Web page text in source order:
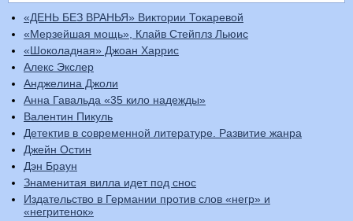
«ДЕНЬ БЕЗ ВРАНЬЯ» Виктории Токаревой
«Мерзейшая мощь», Клайв Стейплз Льюис
«Шоколадная» Джоан Харрис
Алекс Экслер
Анджелина Джоли
Анна Гавальда «35 кило надежды»
Валентин Пикуль
Детектив в современной литературе. Развитие жанра
Джейн Остин
Дэн Браун
Знаменитая вилла идет под снос
Издательство в Германии против слов «негр» и
«негритенок»